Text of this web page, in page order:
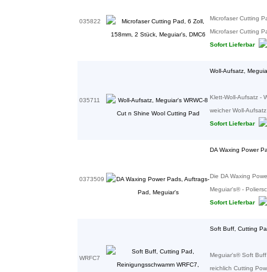
035822
Microfaser Cutting
Microfaser Cutting
Sofort Lieferbar
035711
Woll-Aufsatz,
Klett-Woll-Aufsatz -
weicher Woll-
Sofort Lieferbar
0373509
DA Waxing Power
Die DA Waxing
Meguiar's® -
Sofort Lieferbar
WRFC7
Soft Buff, Cutting
Meguiar's® Soft
reichlich Cutting